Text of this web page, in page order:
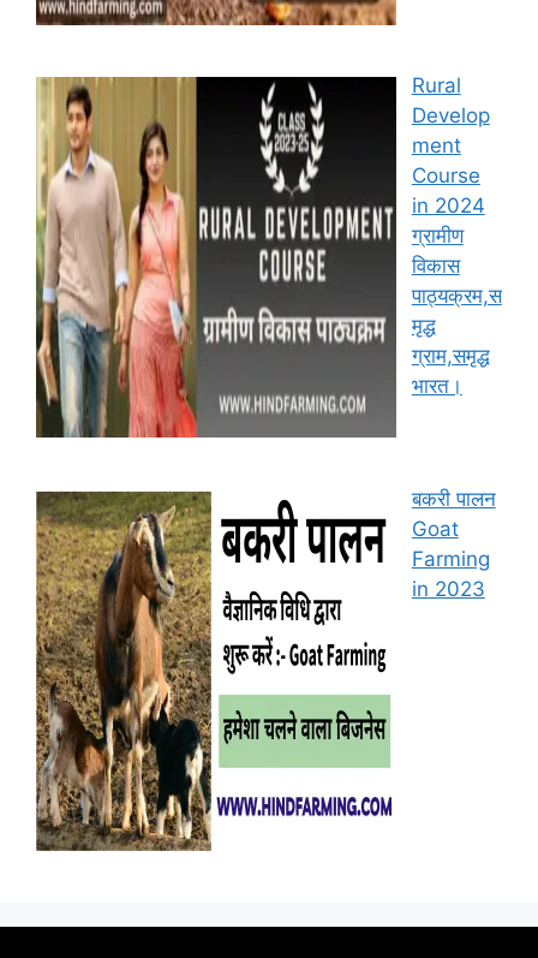
Rural
Develop
ment
Course
in 2024
ग्रामीण
विकास
पाठ्यक्रम,स
मृद्ध
ग्राम,समृद्ध
भारत।
बकरी पालन
Goat
Farming
in 2023